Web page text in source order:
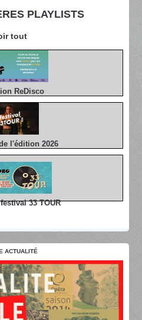
PLAYLISTS
tout
ReDisco
l'édition 2026
33 TOUR
ACTUALITÉ